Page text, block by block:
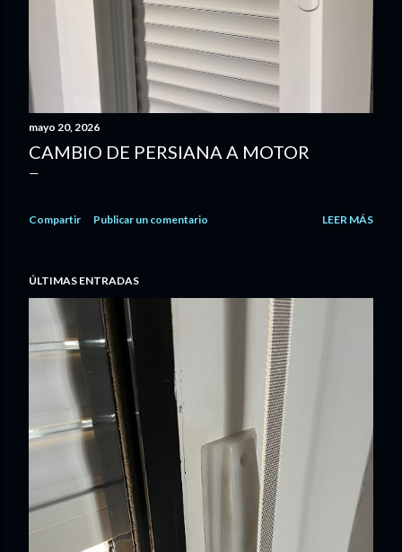
mayo 20, 2026
CAMBIO DE PERSIANA A MOTOR
Compartir Publicar un comentario LEER MÁS
ÚLTIMAS ENTRADAS